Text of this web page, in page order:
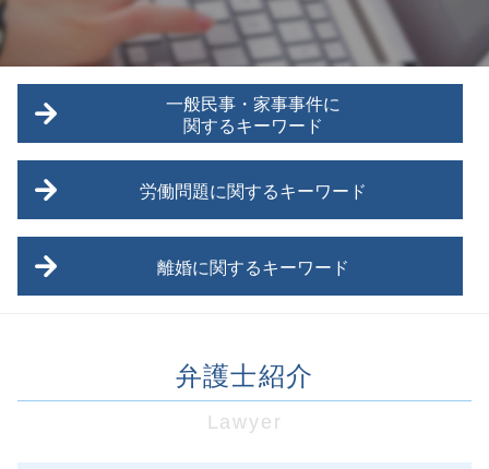
一般民事・家事事件に
関するキーワード
遺言信託
東村山市 家事事件
調布市 一般民事
八王子市 一般民事
債権回収 弁護士法
武蔵村山市 一般民事
武蔵野市 一般民事
労働問題に関するキーワード
労働問題 賃金
労働問題 海外
未払い残業代 弁護士
労働問題 問題
離婚に関するキーワード
住宅ローン 財産分与
弁護士紹介
Lawyer